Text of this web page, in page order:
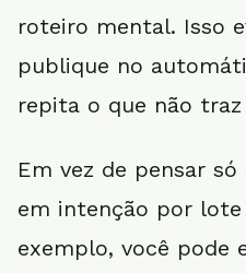
roteiro mental. Isso
publique no
repita o que não
Em vez de pensar
em intenção por
exemplo, você pode